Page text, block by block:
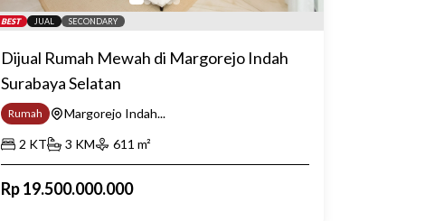
BEST JUAL SECONDARY
Dijual Rumah Mewah di Margorejo Indah
Surabaya Selatan
Rumah
Margorejo Indah...
2 KT 3 KM 611 m²
Rp19.500.000.000